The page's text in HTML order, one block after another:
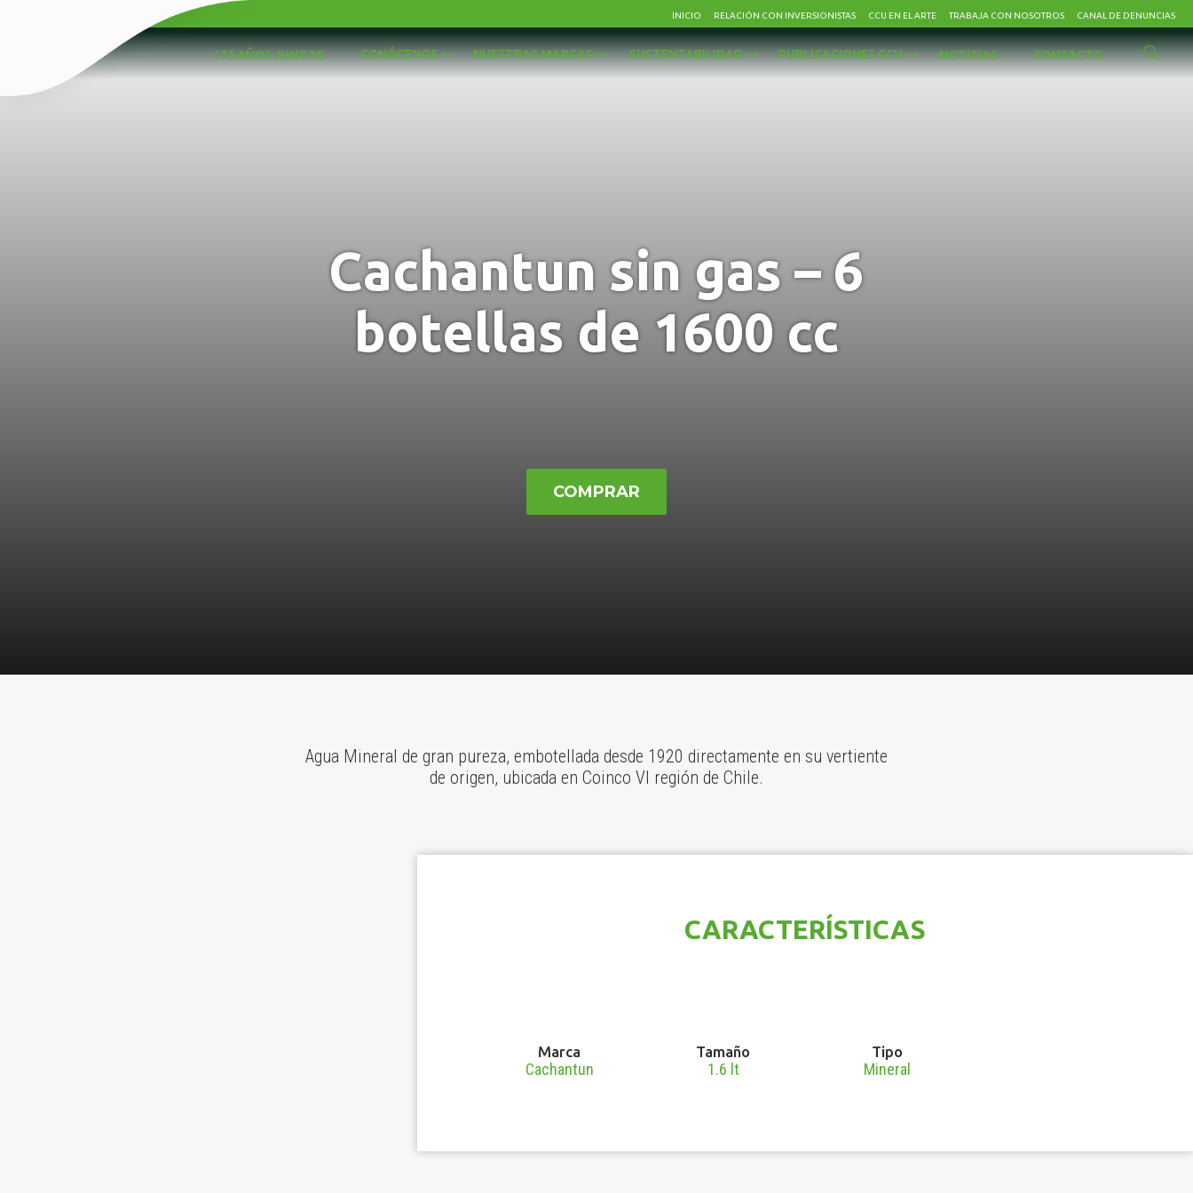
INICIO RELACIÓN CON INVERSIONISTAS CCU EN EL ARTE TRABAJA CON NOSOTROS CANAL DE DENUNCIAS
175 AÑOS JUNTOS CONÓCENOS NUESTRAS MARCAS
JUGOS, NÉCTARES Y BEBIDAS EN POLVO
SUSTENTABILIDAD PUBLICACIONES CCU NOTICIAS CONTACTO
Cachantun sin gas – 6
botellas de 1600 cc
COMPRAR
Agua Mineral de gran pureza, embotellada desde 1920 directamente en su vertiente
de origen, ubicada en Coinco VI región de Chile.
CARACTERÍSTICAS
Marca
Cachantun
Tamaño
1.6 lt
Tipo
Mineral